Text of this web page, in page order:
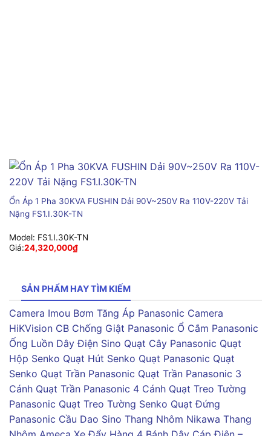
Ổn Áp 1 Pha 30KVA FUSHIN Dải 90V~250V Ra 110V-220V Tải
Nặng FS1.I.30K-TN
Model: FS1.I.30K-TN
Giá:24,320,000₫
SẢN PHẨM HAY TÌM KIẾM
Camera Imou Bơm Tăng Áp Panasonic Camera
HiKVision CB Chống Giật Panasonic Ổ Cắm Panasonic
Ống Luồn Dây Điện Sino Quạt Cây Panasonic Quạt
Hộp Senko Quạt Hút Senko Quạt Panasonic Quạt
Senko Quạt Trần Panasonic Quạt Trần Panasonic 3
Cánh Quạt Trần Panasonic 4 Cánh Quạt Treo Tường
Panasonic Quạt Treo Tường Senko Quạt Đứng
Panasonic Cầu Dao Sino Thang Nhôm Nikawa Thang